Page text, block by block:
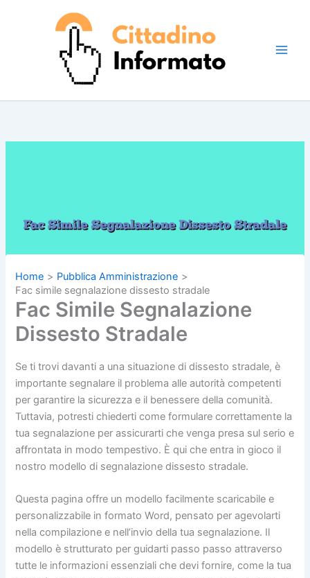
Home
Pubblica Amministrazione
Fac simile segnalazione dissesto stradale
Fac Simile Segnalazione
Dissesto Stradale
Se ti trovi davanti a una situazione di dissesto stradale, è
importante segnalare il problema alle autorità competenti
per garantire la sicurezza e il benessere della comunità.
Tuttavia, potresti chiederti come formulare correttamente la
tua segnalazione per assicurarti che venga presa sul serio e
affrontata in modo tempestivo. È qui che entra in gioco il
nostro modello di segnalazione dissesto stradale.
Questa pagina offre un modello facilmente scaricabile e
personalizzabile in formato Word, pensato per agevolarti
nella compilazione e nell’invio della tua segnalazione. Il
modello è strutturato per guidarti passo passo attraverso
tutte le informazioni essenziali che devi fornire, come la tua